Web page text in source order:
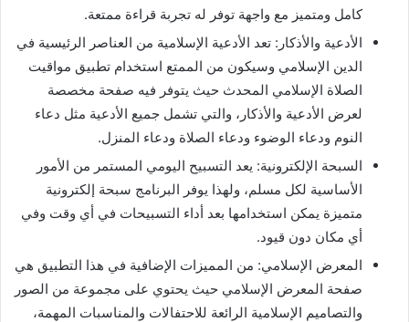
كامل ومتميز مع واجهة توفر له تجربة قراءة ممتعة.
الأدعية والأذكار: تعد الأدعية الإسلامية من العناصر الرئيسية في
الدين الإسلامي وسيكون من الممتع استخدام تطبيق مواقيت
الصلاة الإسلامي المحدث حيث يتوفر فيه صفحة مخصصة
لعرض الأدعية والأذكار، والتي تشمل جميع الأدعية مثل دعاء
النوم ودعاء الوضوء ودعاء الصلاة ودعاء المنزل.
السبحة الإلكترونية: يعد التسبيح اليومي المستمر من الأمور
الأساسية لكل مسلم، ولهذا يوفر البرنامج سبحة إلكترونية
متميزة يمكن استخدامها بعد أداء التسبيحات في أي وقت وفي
أي مكان دون قيود.
المعرض الإسلامي: من المميزات الإضافية في هذا التطبيق هي
صفحة المعرض الإسلامي حيث يحتوي على مجموعة من الصور
والتصاميم الإسلامية الرائعة للاحتفالات والمناسبات المهمة،